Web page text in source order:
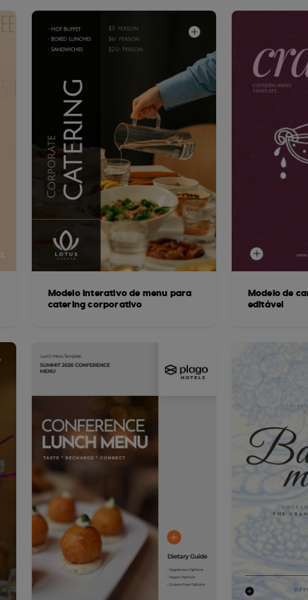
Modelo interativo de menu para
catering corporativo
Modelo de
editável